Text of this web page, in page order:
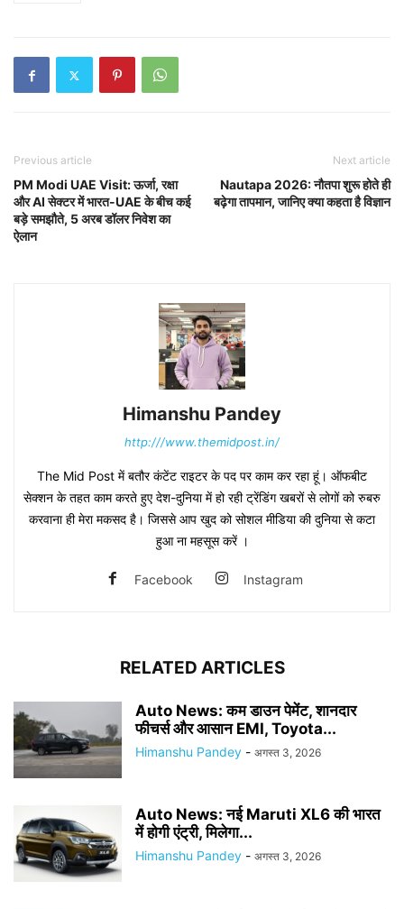
Previous article
PM Modi UAE Visit: ऊर्जा, रक्षा
और AI सेक्टर में भारत-UAE के बीच कई
बड़े समझौते, 5 अरब डॉलर निवेश का
ऐलान
Next article
Nautapa 2026: नौतपा शुरू होते ही
बढ़ेगा तापमान, जानिए क्या कहता है विज्ञान
Himanshu Pandey
http:///www.themidpost.in/
The Mid Post में बतौर कंटेंट राइटर के पद पर काम कर रहा हूं। ऑफबीट
सेक्शन के तहत काम करते हुए देश-दुनिया में हो रही ट्रेंडिंग खबरों से लोगों को रुबरु
करवाना ही मेरा मकसद है। जिससे आप खुद को सोशल मीडिया की दुनिया से कटा
हुआ ना महसूस करें ।
Facebook Instagram
RELATED ARTICLES
Auto News: कम डाउन पेमेंट, शानदार
फीचर्स और आसान EMI, Toyota...
Himanshu Pandey - अगस्त 3, 2026
Auto News: नई Maruti XL6 की भारत
में होगी एंट्री, मिलेगा...
Himanshu Pandey - अगस्त 3, 2026